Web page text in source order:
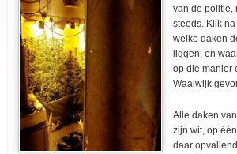
van de politie,
steeds. Kijk
welke daken
liggen, en
op die manier
Waalwijk
Alle daken
zijn wit, op
daar